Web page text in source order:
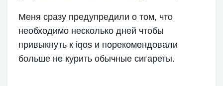
Меня сразу предупредили о том, что
необходимо несколько дней чтобы
привыкнуть к iqos и порекомендовали
больше не курить обычные сигареты.